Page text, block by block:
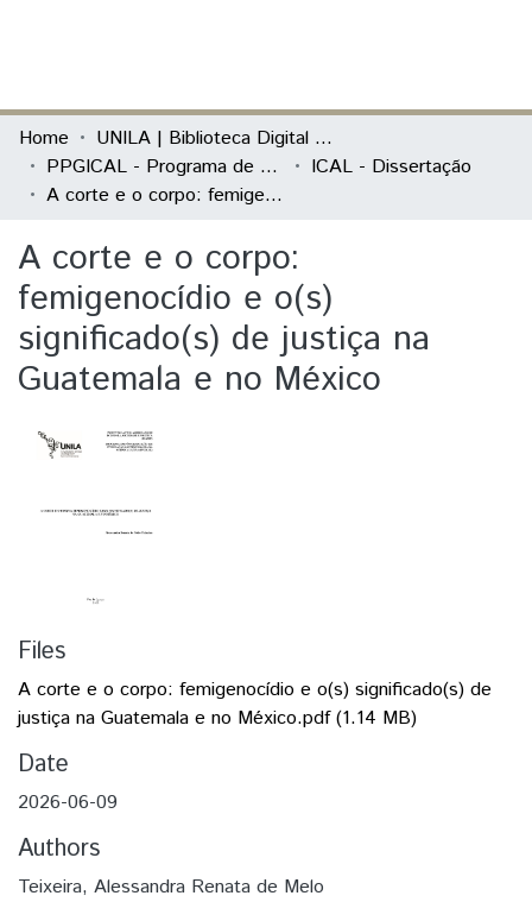
Communities & Collections
All of DSpace
Home
UNILA | Biblioteca Digital de Dissertações e Teses
PPGICAL - Programa de Pós-Graduação em Integração Contemporânea da América Latina
ICAL - Dissertação
A corte e o corpo: femigenocídio e o(s) significado(s) de justiça na Guatemala e no México
A corte e o corpo:
femigenocídio e o(s)
significado(s) de justiça na
Guatemala e no México
Files
A corte e o corpo: femigenocídio e o(s) significado(s) de
justiça na Guatemala e no México.pdf(1.14 MB)
Date
2026-06-09
Authors
Teixeira, Alessandra Renata de Melo